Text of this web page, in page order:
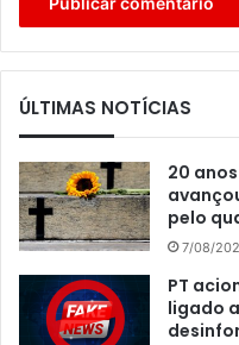
ÚLTIMAS NOTÍCIAS
20
pelo
7/08/
PT
ligado